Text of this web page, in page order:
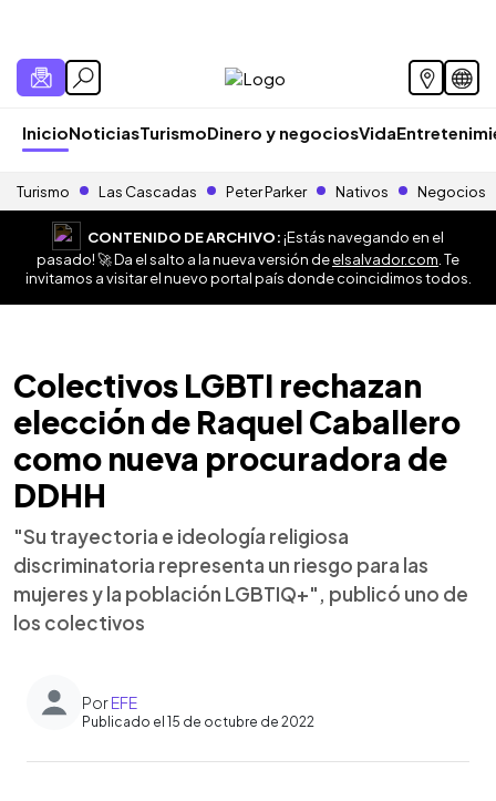
InicioNoticiasTurismoDinero y negociosVida
Turismo Las Cascadas Peter Parker Nativos Negocios
CONTENIDO DE ARCHIVO:¡Estás navegando en el
pasado! 🚀 Da el salto a la nueva versión deelsalvador.com . Te
invitamos a visitar el nuevo portal país donde coincidimos todos.
Colectivos LGBTI rechazan
elección de Raquel Caballero
como nueva procuradora de
DDHH
"Su trayectoria e ideología religiosa
discriminatoria representa un riesgo para las
mujeres y la población LGBTIQ+", publicó uno de
los colectivos
PorEFE
Publicado el 15 de octubre de 2022